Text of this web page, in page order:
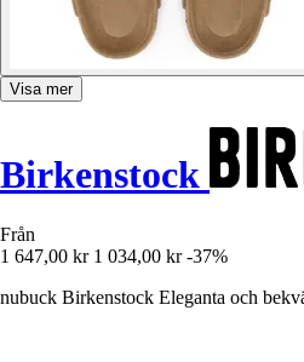
Visa mer
Birkenstock
Från
1 647,00 kr 1 034,00 kr -37%
nubuck Birkenstock Eleganta och